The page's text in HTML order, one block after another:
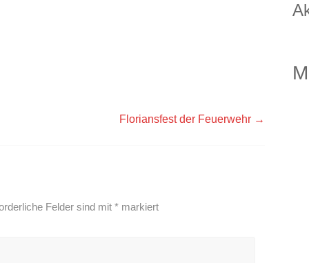
Floriansfest der Feuerwehr →
Felder sind mit * markiert